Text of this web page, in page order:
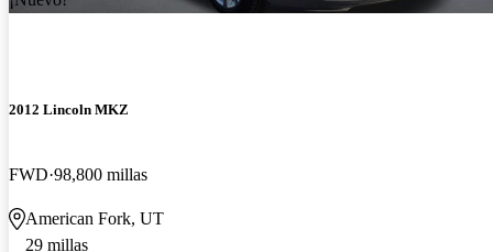
2012 Lincoln MKZ
FWD 98,800 millas
American Fork, UT
29 millas